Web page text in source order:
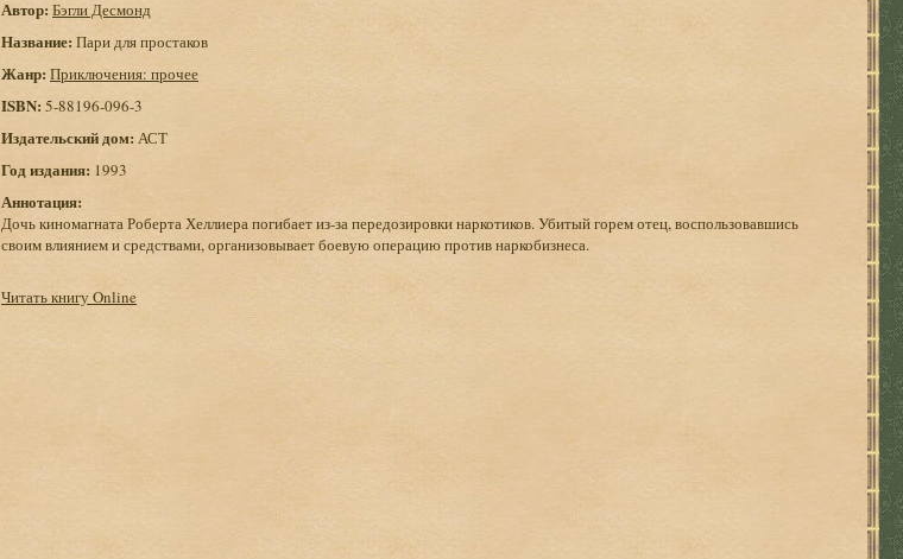
Автор: Бэгли Десмонд
Название: Пари для простаков
Жанр: Приключения: прочее
ISBN: 5-88196-096-3
Издательский дом: АСТ
Год издания: 1993
Аннотация:
Дочь киномагната Роберта Хеллиера погибает из-за передозировки наркотиков. Убитый горем отец, воспользовавшись
своим влиянием и средствами, организовывает боевую операцию против наркобизнеса.
Читать книгу Online